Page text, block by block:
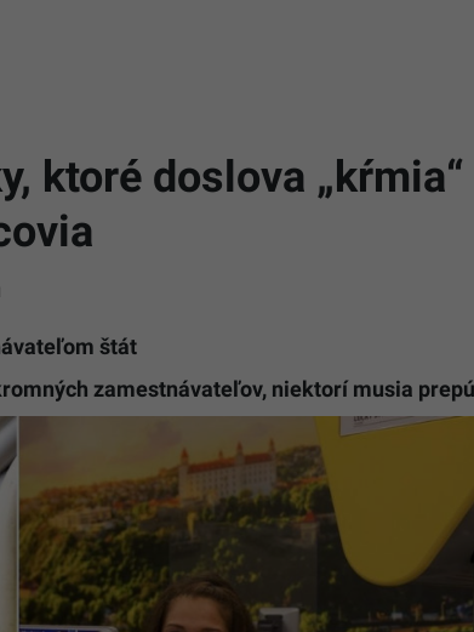
ktoré doslova
štát
zamestnávateľov, niektorí musia